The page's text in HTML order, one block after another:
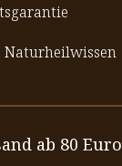
Naturheilwissen
ab 80 Euro